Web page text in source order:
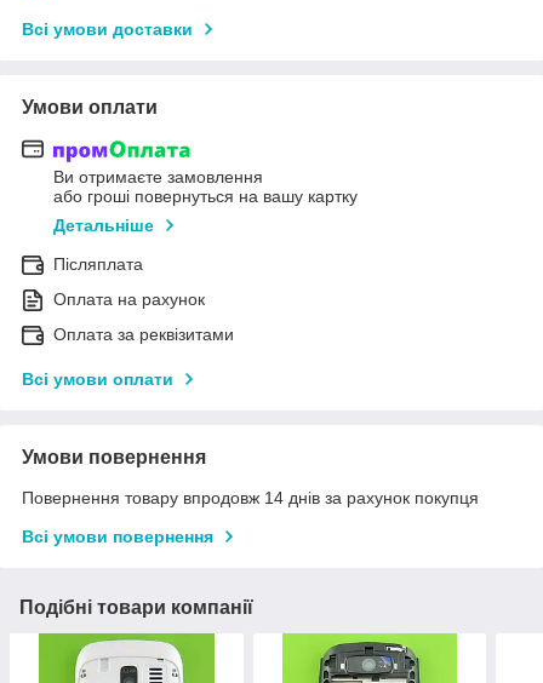
Всі умови доставки
Умови оплати
Ви отримаєте замовлення
або гроші повернуться на вашу картку
Детальніше
Післяплата
Оплата на рахунок
Оплата за реквізитами
Всі умови оплати
Умови повернення
Повернення товару впродовж 14 днів за рахунок покупця
Всі умови повернення
Подібні товари компанії